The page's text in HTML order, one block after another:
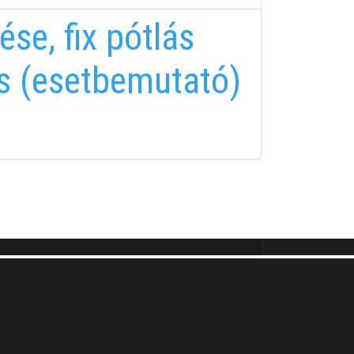
fix pótlás
(esetbemutató)
FELIRATKOZÁS